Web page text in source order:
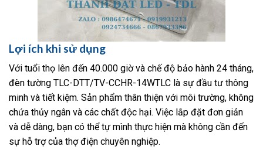
Lợi ích khi sử dụng
Với tuổi thọ lên đến 40.000 giờ và chế độ bảo hành 24 tháng,
đèn tường TLC-DTT/TV-CCHR-14WTLC là sự đầu tư thông
minh và tiết kiệm. Sản phẩm thân thiện với môi trường, không
chứa thủy ngân và các chất độc hại. Việc lắp đặt đơn giản
và dễ dàng, bạn có thể tự mình thực hiện mà không cần đến
sự hỗ trợ của thợ điện chuyên nghiệp.